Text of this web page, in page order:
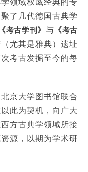
领域权威经典的专
了几代德国古典学
《考古学刊 》 与 《考古
尤其是雅典）遗址
考古发掘至今的每
京大学图书馆联合
此为契机，向广大
方古典学领域所接
源，以期为学术研